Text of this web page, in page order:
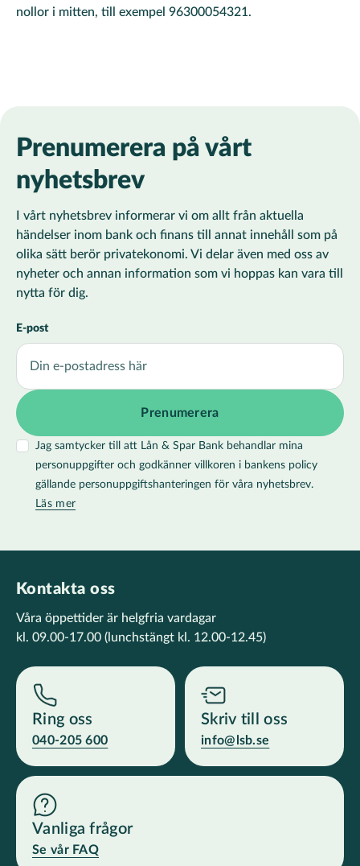
nollor i mitten, till exempel 96300054321.
Prenumerera på vårt
nyhetsbrev
I vårt nyhetsbrev informerar vi om allt från aktuella
händelser inom bank och finans till annat innehåll som på
olika sätt berör privatekonomi. Vi delar även med oss av
nyheter och annan information som vi hoppas kan vara till
nytta för dig.
E-post
Jag samtycker till att Lån & Spar Bank behandlar mina
personuppgifter och godkänner villkoren i bankens policy
gällande personuppgiftshanteringen för våra nyhetsbrev.
Läs mer
Kontakta oss
Våra öppettider är helgfria vardagar
kl. 09.00-17.00 (lunchstängt kl. 12.00-12.45)
Ring oss
040-205 600
Skriv till oss
info@lsb.se
Vanliga frågor
Se vår FAQ